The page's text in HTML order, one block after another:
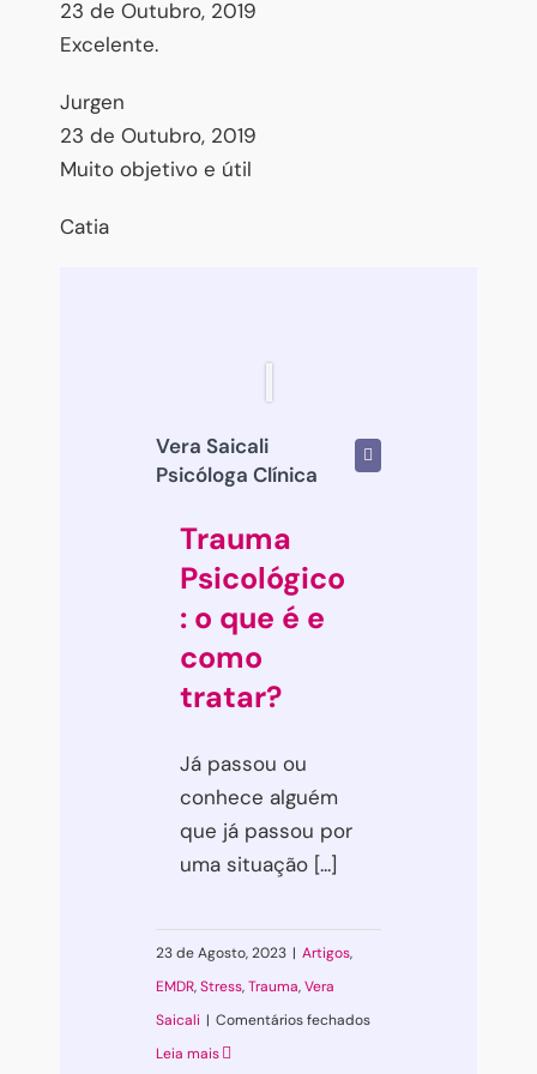
23 de Outubro, 2019
Excelente.
Jurgen
23 de Outubro, 2019
Muito objetivo e útil
Catia
Vera Saicali
Psicóloga Clínica
Trauma
Psicológico
: o que é e
como
tratar?
Já passou ou
conhece alguém
que já passou por
uma situação [...]
23 de Agosto, 2023 | Artigos,
EMDR,Stress,Trauma,Vera
Saicali | Comentários fechadosem
Leia mais